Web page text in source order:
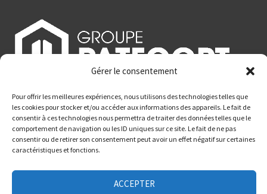
Gérer le consentement
Pour offrir les meilleures expériences, nous utilisons des technologies telles que
les cookies pour stocker et/ou accéder aux informations des appareils. Le fait de
consentir à ces technologies nous permettra de traiter des données telles que le
comportement de navigation ou les ID uniques sur ce site. Le fait de ne pas
consentir ou de retirer son consentement peut avoir un effet négatif sur certaines
caractéristiques et fonctions.
ACCEPTER
75 route nationale - 59990 Curgies
03 27 36 59 60
2026 - Tous droits réservés
Réalisation :Julien Dupont
Mentions Légales